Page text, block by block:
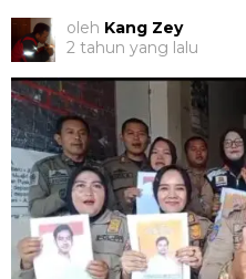
oleh Kang Zey
2 tahun yang lalu